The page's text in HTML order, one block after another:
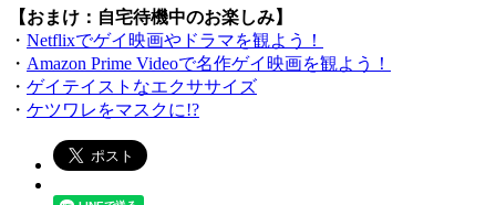
【おまけ：自宅待機中のお楽しみ】
・ Netflixでゲイ映画やドラマを観よう！
・ Amazon Prime Videoで名作ゲイ映画を観よう！
・ ゲイテイストなエクササイズ
・ ケツワレをマスクに!?